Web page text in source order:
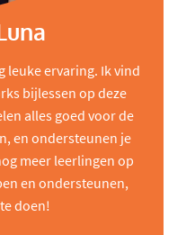
leuke ervaring. Ik vind
bijlessen op deze
alles goed voor de
en ondersteunen je
meer leerlingen op
en ondersteunen,
doen!